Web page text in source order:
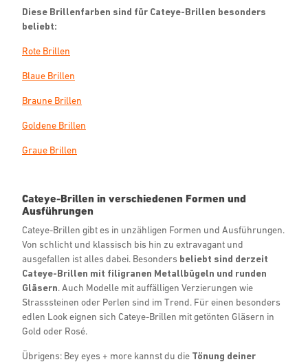
Diese Brillenfarben sind für Cateye-Brillen besonders
beliebt:
Rote Brillen
Blaue Brillen
Braune Brillen
Goldene Brillen
Graue Brillen
Cateye-Brillen in verschiedenen Formen und
Ausführungen
Cateye-Brillen gibt es in unzähligen Formen und Ausführungen.
Von schlicht und klassisch bis hin zu extravagant und
ausgefallen ist alles dabei. Besonders beliebt sind derzeit
Cateye-Brillen mit filigranen Metallbügeln und runden
Gläsern. Auch Modelle mit auffälligen Verzierungen wie
Strasssteinen oder Perlen sind im Trend. Für einen besonders
edlen Look eignen sich Cateye-Brillen mit getönten Gläsern in
Gold oder Rosé.
Übrigens: Bey eyes + more kannst du die Tönung deiner